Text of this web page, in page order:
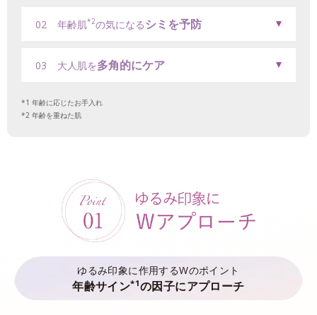
02 年齢肌*2の気になる シミを予防
03 大人肌を多角的にケア
年齢に応じたお手入れ
年齢を重ねた肌
ゆるみ印象に作用するWのポイント
年齢サイン*1の因子にアプローチ